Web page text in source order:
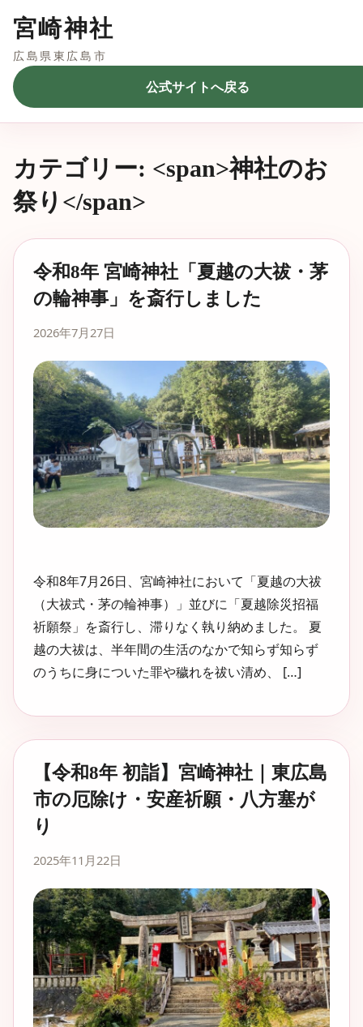
宮崎神社
広島県東広島市
公式サイトへ戻る
カテゴリー: <span>神社のお
祭り</span>
令和8年 宮崎神社「夏越の大祓・茅
の輪神事」を斎行しました
2026年7月27日
令和8年7月26日、宮崎神社において「夏越の大祓
（大祓式・茅の輪神事）」並びに「夏越除災招福
祈願祭」を斎行し、滞りなく執り納めました。 夏
越の大祓は、半年間の生活のなかで知らず知らず
のうちに身についた罪や穢れを祓い清め、 […]
【令和8年 初詣】宮崎神社｜東広島
市の厄除け・安産祈願・八方塞が
り
2025年11月22日